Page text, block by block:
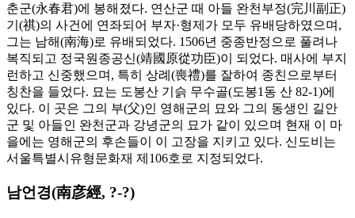
춘군(永春君)에 봉해졌다. 연산군 때 아들 완천부정(完川副正)
기(祺)의 사건에 연좌되어 부자·형제가 모두 유배당하였으며,
그는 남해(南海)로 유배되었다. 1506년 중종반정으로 풀려나
복직되고 정국원종공신(靖國原從功臣)이 되었다. 매사에 부지
런하고 신중했으며, 특히 상례(喪禮)를 잘하여 종친으로부터
칭찬을 들었다. 묘는 도봉산 기슭 무수골(도봉1동 산 82-1)에
있다. 이 곳은 그의 부(父)인 영해군의 묘와 그의 동생인 길안
군 및 아들인 완천군과 강녕군의 묘가 같이 있으며 현재 이 마
을에는 영해군의 후손들이 이 고장을 지키고 있다. 신도비는
서울특별시유형문화재 제106호로 지정되었다.
남언경(南彦經, ?-?)